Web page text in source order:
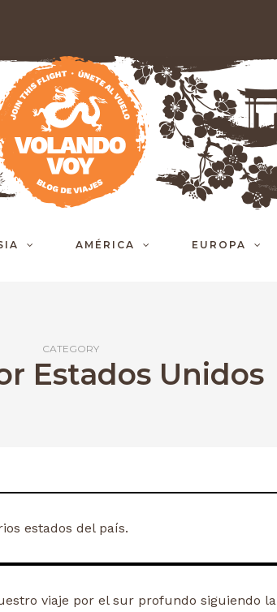
AMÉRICA EUROPA
CATEGORY
Estados Unidos
estados del país.
viaje por el sur profundo siguiendo la